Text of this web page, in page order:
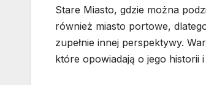
Stare Miasto, gdzie można
również miasto portowe,
zupełnie innej perspektywy.
które opowiadają o jego historii